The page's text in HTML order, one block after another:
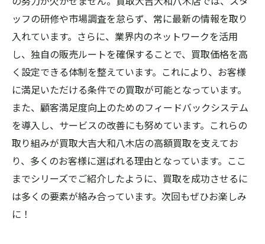
ッフの研修や市場調査を怠らず、常に最新の情報を取り
入れています。さらに、業界内のネットワークを活用
し、独自の販売ルートを確保することで、買取価格を高
く設定できる体制を整えています。これにより、お客様
に満足いただける条件での買取が可能となっています。
また、顧客満足度向上のためのフィードバックシステム
を導入し、サービスの改善にも努めています。これらの
取り組みが買取大吉大和八木店の高額買取を支えてお
り、多くのお客様に選ばれる理由となっています。ここ
までシリーズでご紹介したように、買取を成功させるに
は多くの要素が絡み合っています。次回もぜひお楽しみ
に！